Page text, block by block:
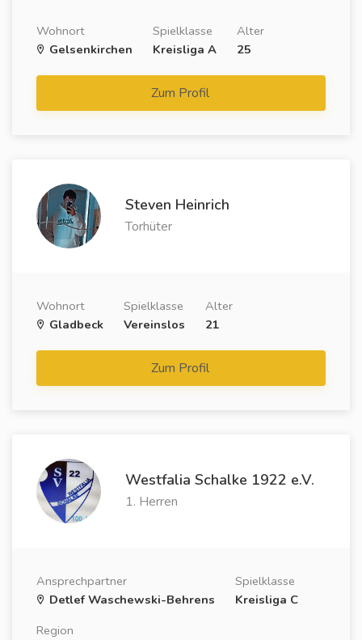
Wohnort
Gelsenkirchen
Spielklasse
Kreisliga A
Alter
25
Zum Profil
Steven Heinrich
Torhüter
Wohnort
Gladbeck
Spielklasse
Vereinslos
Alter
21
Zum Profil
Westfalia Schalke 1922 e.V.
1. Herren
Ansprechpartner
Detlef Waschewski-Behrens
Spielklasse
Kreisliga C
Region